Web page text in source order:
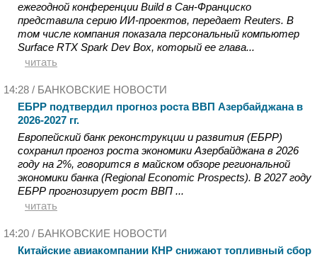
ежегодной конференции Build в Сан-Франциско
представила серию ИИ-проектов, передает Reuters. В
том числе компания показала персональный компьютер
Surface RTX Spark Dev Box, который ее глава...
читать
14:28 / БАНКОВСКИЕ НОВОСТИ
ЕБРР подтвердил прогноз роста ВВП Азербайджана в
2026-2027 гг.
Европейский банк реконструкции и развития (ЕБРР)
сохранил прогноз роста экономики Азербайджана в 2026
году на 2%, говорится в майском обзоре региональной
экономики банка (Regional Economic Prospects). В 2027 году
ЕБРР прогнозирует рост ВВП ...
читать
14:20 / БАНКОВСКИЕ НОВОСТИ
Китайские авиакомпании КНР снижают топливный сбор